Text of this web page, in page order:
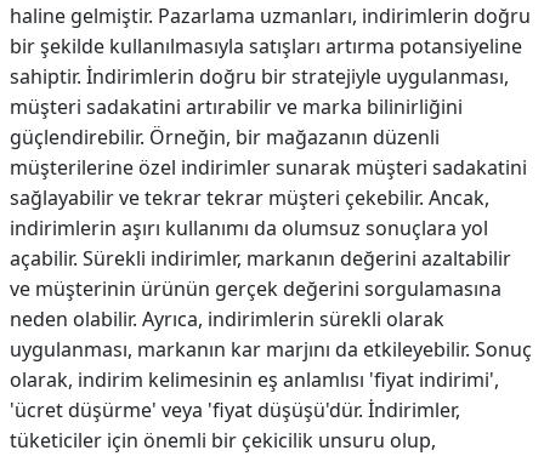
haline gelmiştir. Pazarlama uzmanları, indirimlerin doğru
bir şekilde kullanılmasıyla satışları artırma potansiyeline
sahiptir. İndirimlerin doğru bir stratejiyle uygulanması,
müşteri sadakatini artırabilir ve marka bilinirliğini
güçlendirebilir. Örneğin, bir mağazanın düzenli
müşterilerine özel indirimler sunarak müşteri sadakatini
sağlayabilir ve tekrar tekrar müşteri çekebilir. Ancak,
indirimlerin aşırı kullanımı da olumsuz sonuçlara yol
açabilir. Sürekli indirimler, markanın değerini azaltabilir
ve müşterinin ürünün gerçek değerini sorgulamasına
neden olabilir. Ayrıca, indirimlerin sürekli olarak
uygulanması, markanın kar marjını da etkileyebilir. Sonuç
olarak, indirim kelimesinin eş anlamlısı 'fiyat indirimi',
'ücret düşürme' veya 'fiyat düşüşü'dür. İndirimler,
tüketiciler için önemli bir çekicilik unsuru olup,